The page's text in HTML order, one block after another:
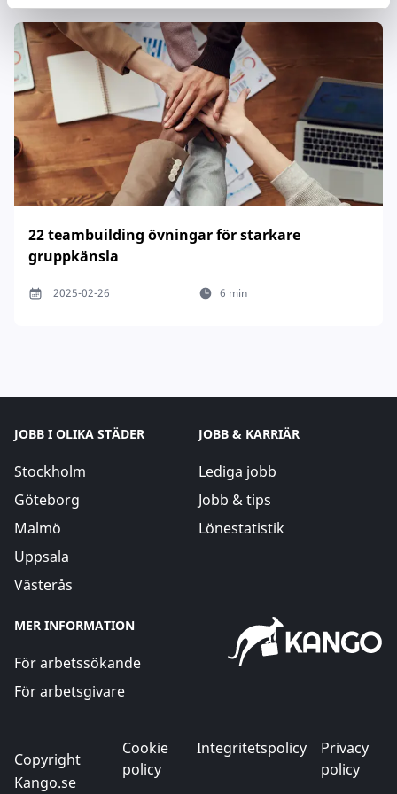
22 teambuilding övningar för starkare
gruppkänsla
2025-02-26 6 min
JOBB I OLIKA STÄDER
Stockholm
Göteborg
Malmö
Uppsala
Västerås
JOBB & KARRIÄR
Lediga jobb
Jobb & tips
Lönestatistik
MER INFORMATION
För arbetssökande
För arbetsgivare
Copyright
Kango.se
Cookie
policy
Integritetspolicy
Privacy
policy